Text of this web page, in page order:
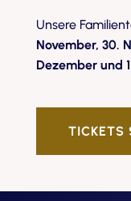
Unsere
November, 30.
Dezember und
TICKETS